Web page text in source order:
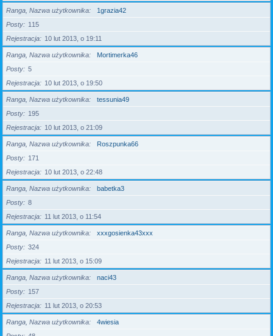
Ranga, Nazwa użytkownika
1grazia42
Posty
115
Rejestracja
10 lut 2013, o 19:11
Ranga, Nazwa użytkownika
Mortimerka46
Posty
5
Rejestracja
10 lut 2013, o 19:50
Ranga, Nazwa użytkownika
tessunia49
Posty
195
Rejestracja
10 lut 2013, o 21:09
Ranga, Nazwa użytkownika
Roszpunka66
Posty
171
Rejestracja
10 lut 2013, o 22:48
Ranga, Nazwa użytkownika
babetka3
Posty
8
Rejestracja
11 lut 2013, o 11:54
Ranga, Nazwa użytkownika
xxxgosienka43xxx
Posty
324
Rejestracja
11 lut 2013, o 15:09
Ranga, Nazwa użytkownika
naci43
Posty
157
Rejestracja
11 lut 2013, o 20:53
Ranga, Nazwa użytkownika
4wiesia